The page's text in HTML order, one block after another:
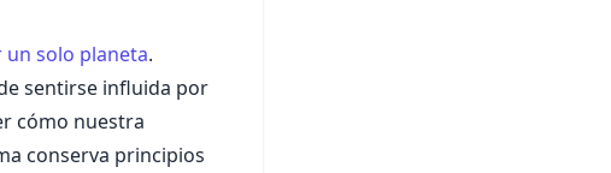
solo planeta.
sentirse influida por
cómo nuestra
conserva principios